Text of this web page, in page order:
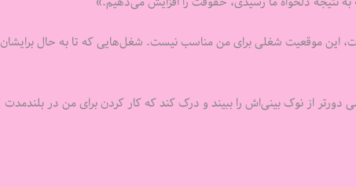
این موقعیت شغلی برای من مناسب نیست. شغل‌هایی که تا به حال برایشان
دورتر از نوک بینی‌اش را ببیند و درک کند که کار کردن برای من در بلندمدت